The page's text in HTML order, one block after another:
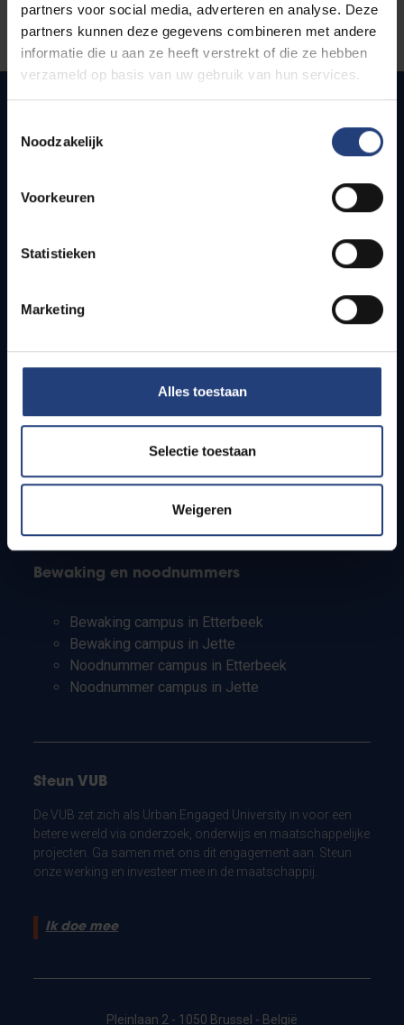
partners voor social media, adverteren en analyse. Deze
partners kunnen deze gegevens combineren met andere
informatie die u aan ze heeft verstrekt of die ze hebben
verzameld op basis van uw gebruik van hun services.
Noodzakelijk
Voorkeuren
Statistieken
Marketing
Alles toestaan
Selectie toestaan
Weigeren
Snel naar
Bereikbaarheid
Studenten
PhD-studenten
Leerkrachten en secundaire scholen
Bewaking en noodnummers
Bewaking campus in Etterbeek
Bewaking campus in Jette
Noodnummer campus in Etterbeek
Noodnummer campus in Jette
Steun VUB
De VUB zet zich als Urban Engaged University in voor een
betere wereld via onderzoek, onderwijs en maatschappelijke
projecten. Ga samen met ons dit engagement aan. Steun
onze werking en investeer mee in de maatschappij.
Ik doe mee
Pleinlaan 2 - 1050 Brussel - België